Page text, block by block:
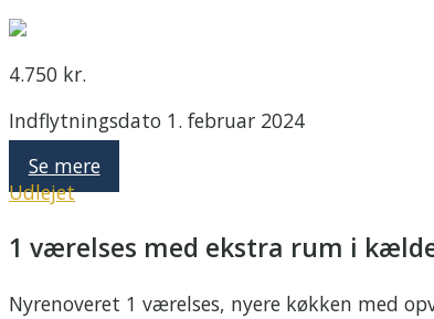
4.750 kr.
Indflytningsdato 1. februar 2024
Se mere
Udlejet
1 værelses med ekstra rum i
Nyrenoveret 1 værelses, nyere køkken med